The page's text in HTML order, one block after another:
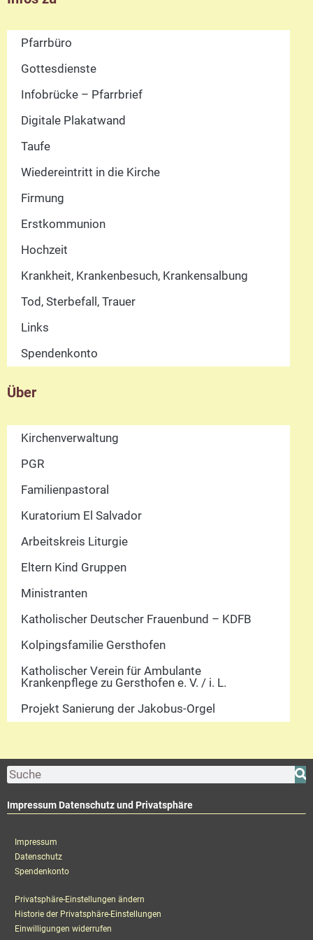
Pfarrbüro
Gottesdienste
Infobrücke – Pfarrbrief
Digitale Plakatwand
Taufe
Wiedereintritt in die Kirche
Firmung
Erstkommunion
Hochzeit
Krankheit, Krankenbesuch, Krankensalbung
Tod, Sterbefall, Trauer
Links
Spendenkonto
Über
Kirchenverwaltung
PGR
Familienpastoral
Kuratorium El Salvador
Arbeitskreis Liturgie
Eltern Kind Gruppen
Ministranten
Katholischer Deutscher Frauenbund – KDFB
Kolpingsfamilie Gersthofen
Katholischer Verein für Ambulante
Krankenpflege zu Gersthofen e. V. / i. L.
Projekt Sanierung der Jakobus-Orgel
Impressum Datenschutz und Privatsphäre
Impressum
Datenschutz
Spendenkonto
Privatsphäre-Einstellungen ändern
Historie der Privatsphäre-Einstellungen
Einwilligungen widerrufen